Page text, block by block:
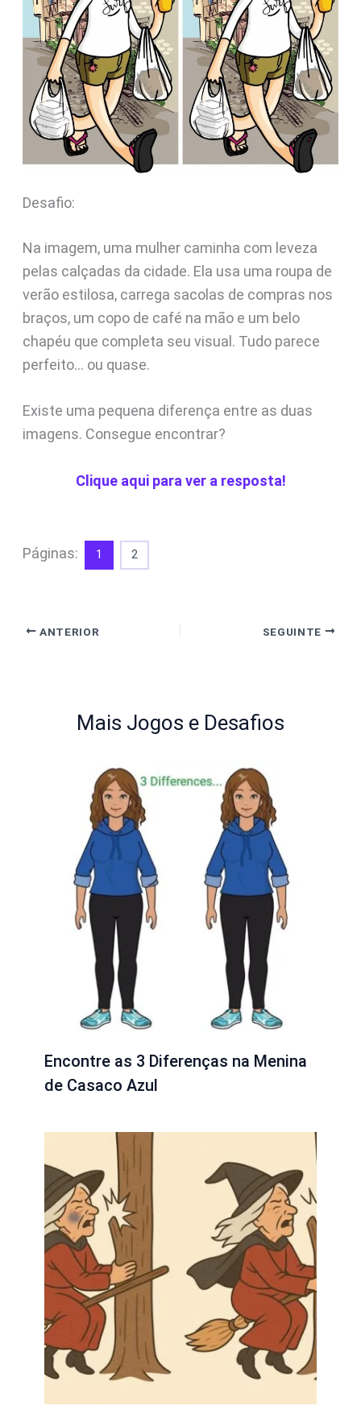
Desafio:
Na imagem, uma mulher caminha com leveza
pelas calçadas da cidade. Ela usa uma roupa de
verão estilosa, carrega sacolas de compras nos
braços, um copo de café na mão e um belo
chapéu que completa seu visual. Tudo parece
perfeito… ou quase.
Existe uma pequena diferença entre as duas
imagens. Consegue encontrar?
Clique aqui para ver a resposta!
Páginas: 1 2
ANTERIOR SEGUINTE
Mais Jogos e Desafios
Encontre as 3 Diferenças na Menina
de Casaco Azul